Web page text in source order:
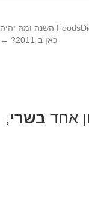
אז מה התחדש ב-FoodsDictionary השנה ומה יהיה
כאן ב-2011?
←
אחד בשרי,